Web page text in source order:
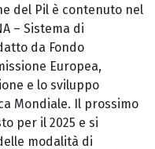
del Pil è contenuto nel
– Sistema di
da Fondo
Europea,
e lo sviluppo
Mondiale. Il prossimo
per il 2025 e si
modalità di